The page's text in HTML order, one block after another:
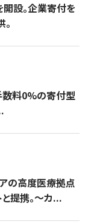
設。企業寄付を
数料0%の寄付型
の高度医療拠点
提携。〜カ...